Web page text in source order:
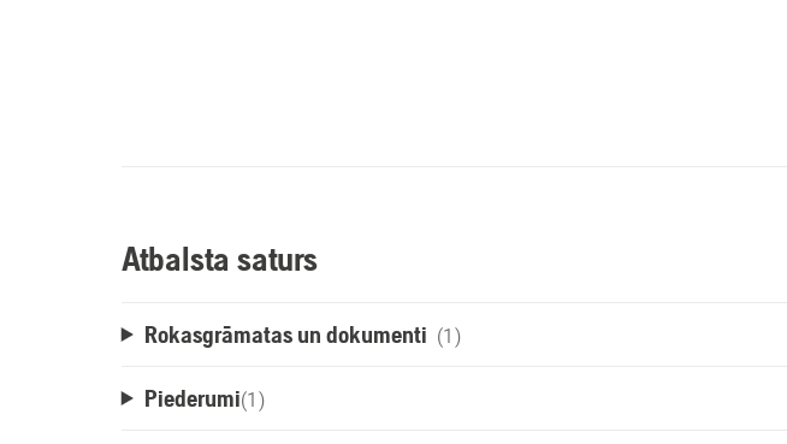
Atbalsta saturs
Rokasgrāmatas un dokumenti (1)
Piederumi(1 )